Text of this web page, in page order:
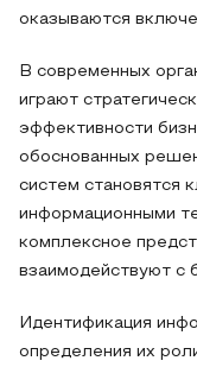
оказываются
В современных
играют
эффективности
обоснованных
систем становятся
информационными
комплексное
взаимодействуют с
Идентификация
определения их